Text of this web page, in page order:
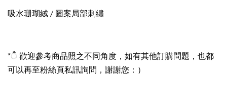
吸水珊瑚絨 / 圖案局部刺繡
*ੈ 歡迎參考商品照之不同角度，如有其他訂購問題，也都
可以再至粉絲頁私訊詢問，謝謝您：）